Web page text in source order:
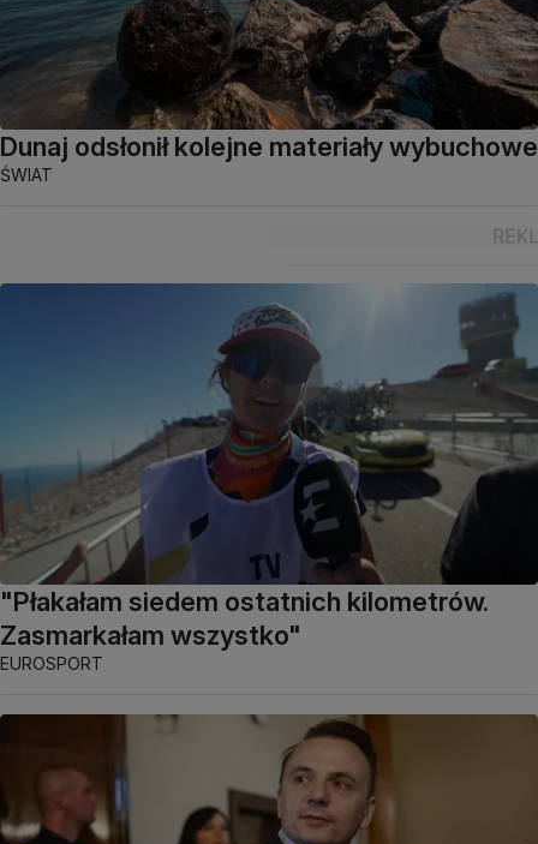
Dunaj odsłonił kolejne materiały wybuchowe
ŚWIAT
"Płakałam siedem ostatnich kilometrów.
Zasmarkałam wszystko"
EUROSPORT